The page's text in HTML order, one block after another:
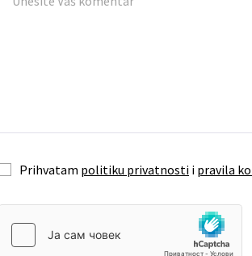
Prihvatam politiku privatnosti i pravila